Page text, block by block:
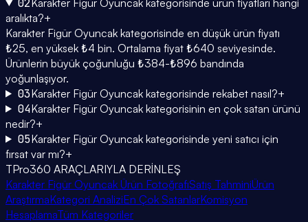
aralıkta?+
Karakter Figür Oyuncak kategorisinde en düşük ürün fiyatı
₺25, en yüksek ₺4 bin. Ortalama fiyat ₺640 seviyesinde.
Ürünlerin büyük çoğunluğu ₺384-₺896 bandında
yoğunlaşıyor.
03Karakter Figür Oyuncak kategorisinde rekabet nasıl?+
04Karakter Figür Oyuncak kategorisinin en çok satan ürünü
nedir?+
05Karakter Figür Oyuncak kategorisinde yeni satıcı için
fırsat var mı?+
TPro360 ARAÇLARIYLA DERİNLEŞ
Karakter Figür Oyuncak Ürün FotoğrafıSatış TahminiÜrün
AraştırmaKategori AnaliziEn Çok SatanlarKomisyon
HesaplamaTüm Kategoriler